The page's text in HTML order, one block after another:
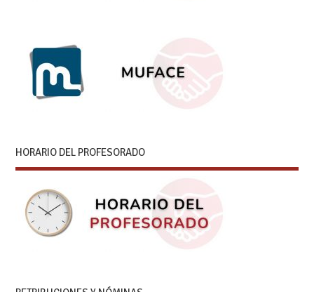
HORARIO DEL PROFESORADO